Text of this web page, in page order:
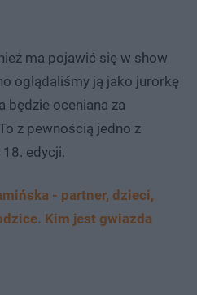
ma pojawić się w show
oglądaliśmy ją jako jurorkę
będzie oceniana za
z pewnością jedno z
edycji.
- partner, dzieci,
Kim jest gwiazda